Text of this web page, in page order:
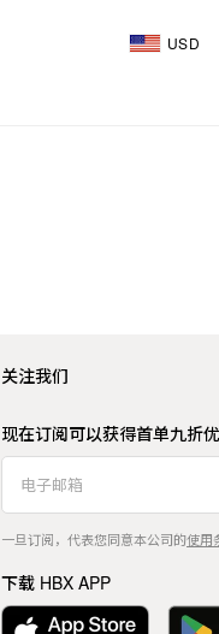
USD
关注我们
现在订阅可以获得首单九折
一旦订阅，代表您同意本公司的使用
下载 HBX APP